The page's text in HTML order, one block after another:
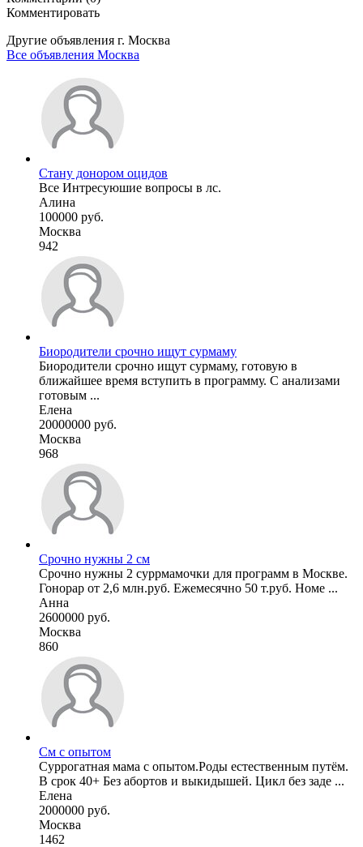
Комментировать
Другие объявления г. Москва
Все объявления Москва
Стану донором оцидов
Все Интресуюшие вопросы в лс.
Алина
100000 руб.
Москва
942
Биородители срочно ищут сурмаму
Биородители срочно ищут сурмаму, готовую в
ближайшее время вступить в программу. С анализами
готовым ...
Елена
20000000 руб.
Москва
968
Срочно нужны 2 см
Срочно нужны 2 суррмамочки для программ в Москве.
Гонорар от 2,6 млн.руб. Ежемесячно 50 т.руб. Номе ...
Анна
2600000 руб.
Москва
860
См с опытом
Суррогатная мама с опытом.Роды естественным путём.
В срок 40+ Без абортов и выкидышей. Цикл без заде ...
Елена
2000000 руб.
Москва
1462